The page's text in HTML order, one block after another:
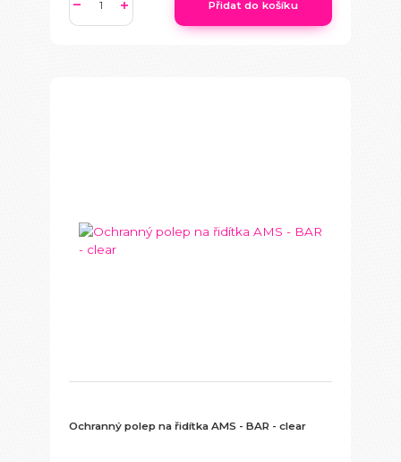
Přidat do košíku
Ochranný polep na řidítka AMS - BAR - clear